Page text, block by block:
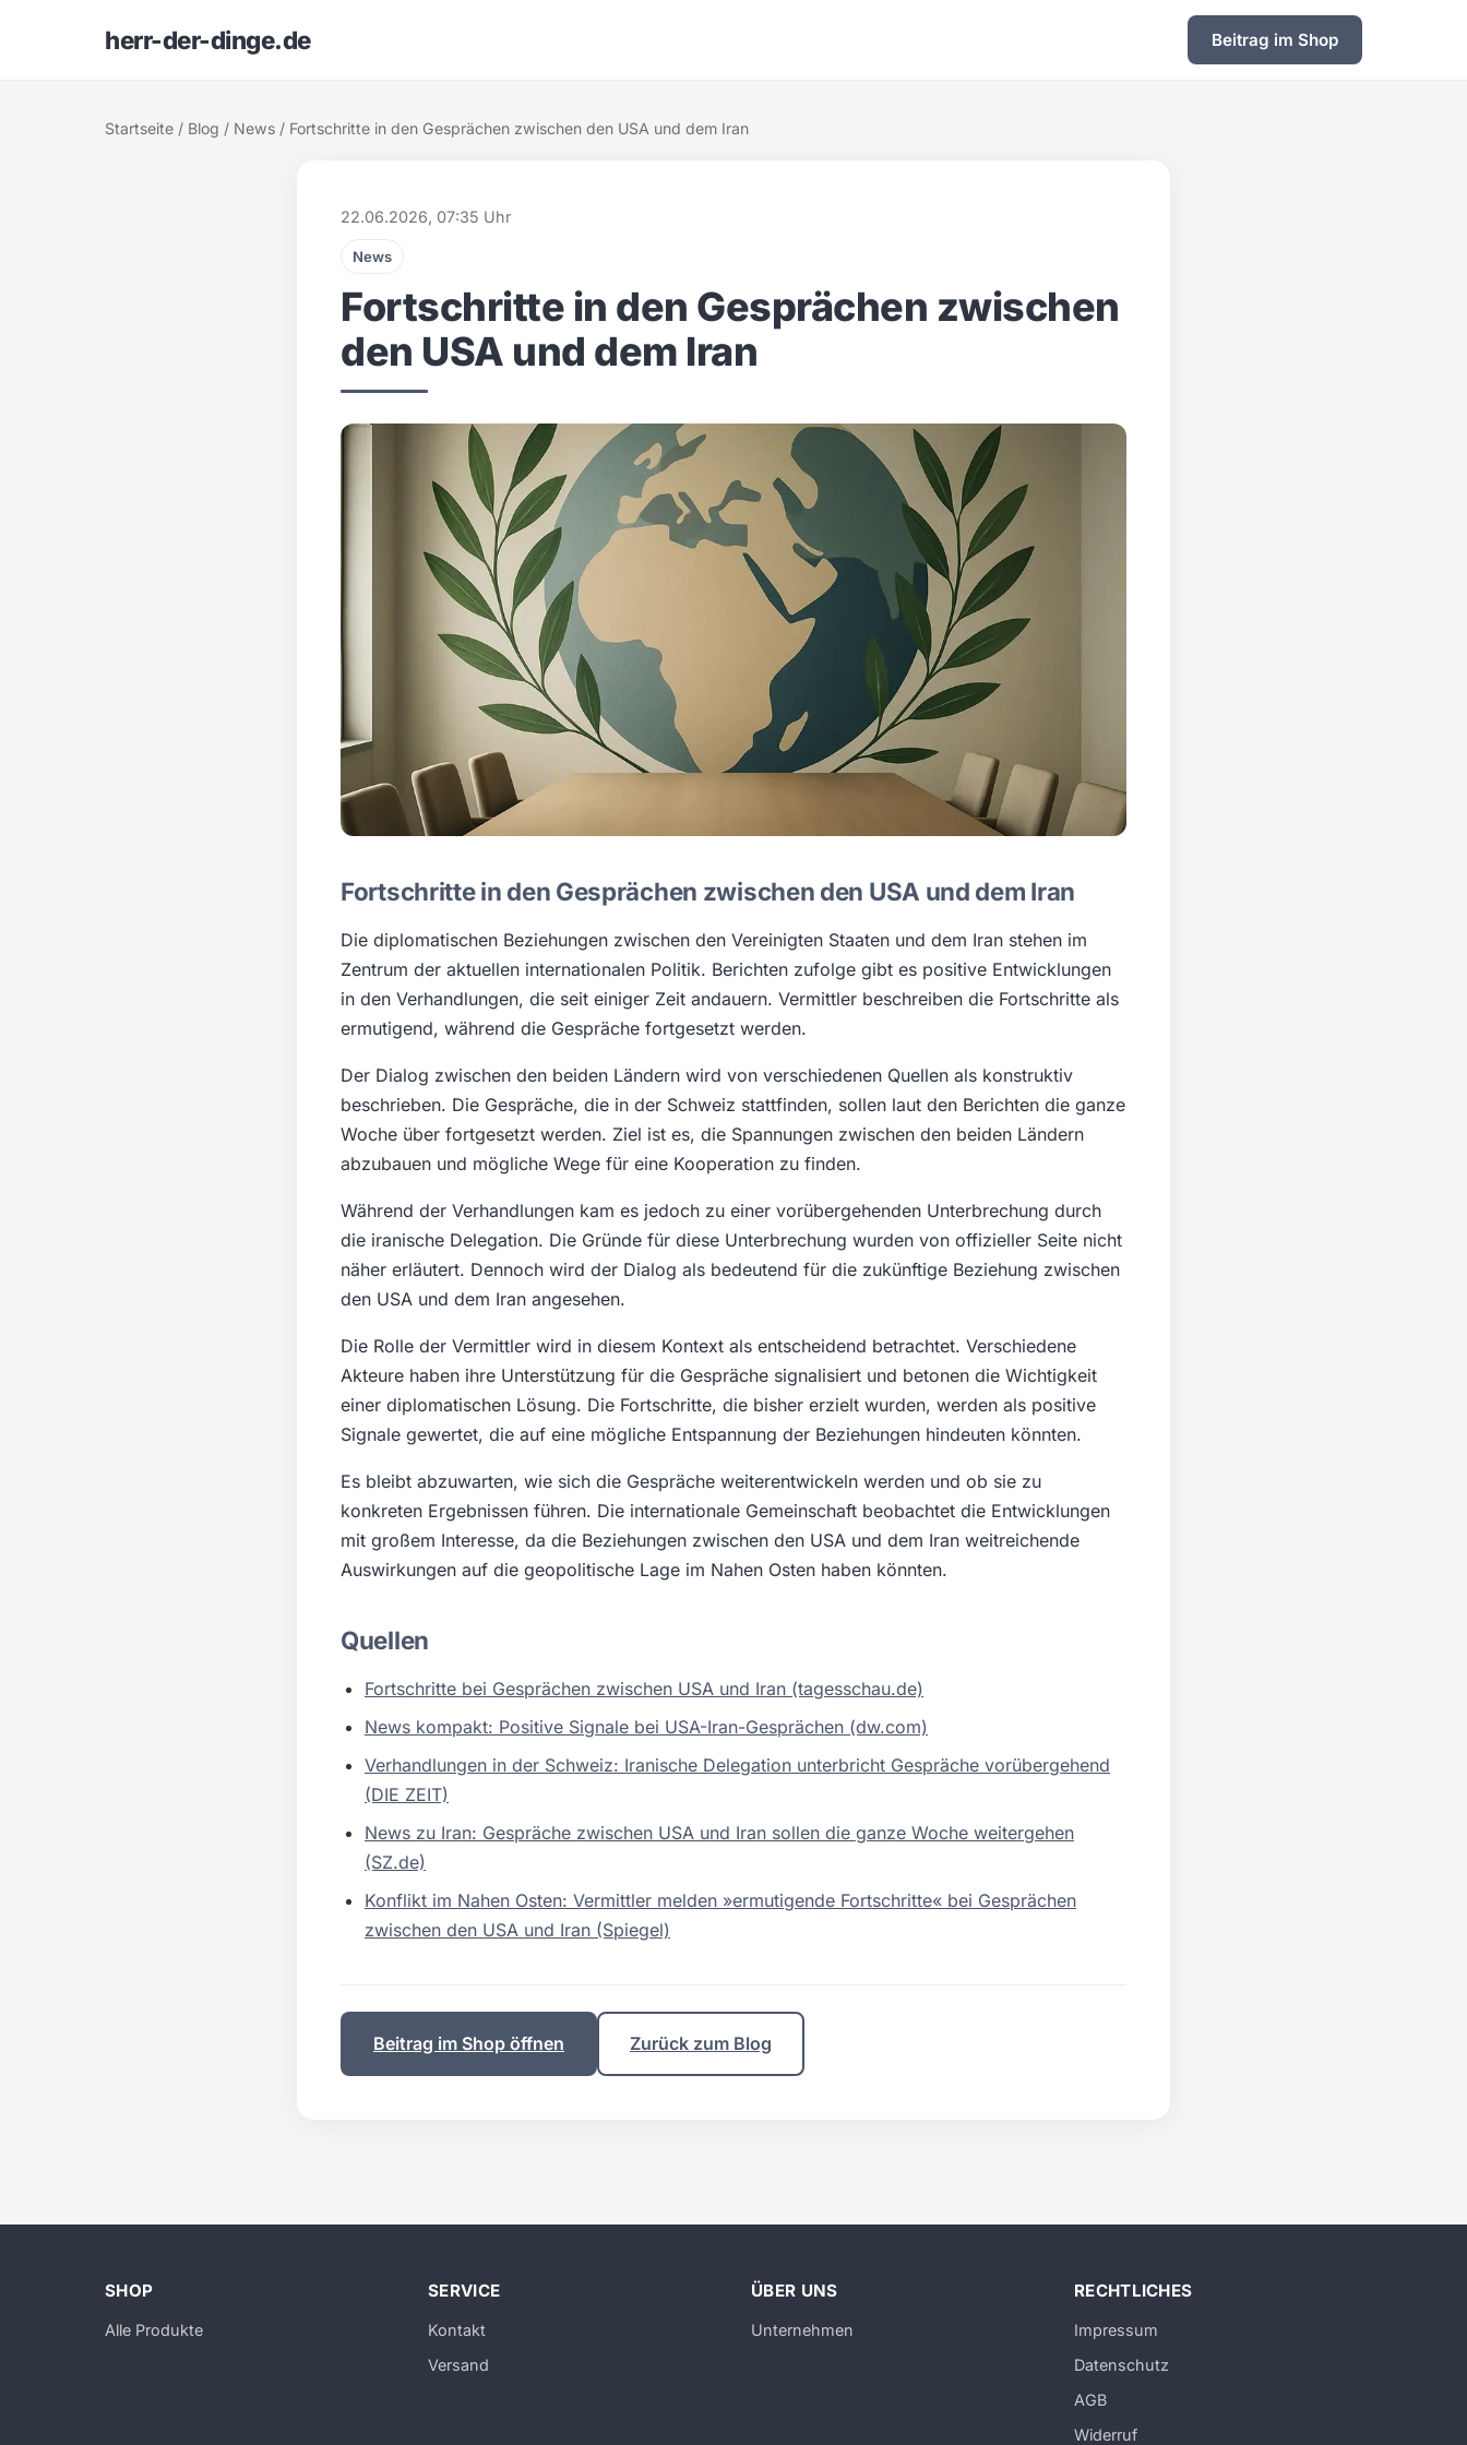
herr-der-dinge.de Beitrag im Shop
Startseite / Blog / News / Fortschritte in den Gesprächen zwischen den USA und dem Iran
22.06.2026, 07:35 Uhr
News
Fortschritte in den Gesprächen zwischen
den USA und dem Iran
Fortschritte in den Gesprächen zwischen den USA und dem Iran
Die diplomatischen Beziehungen zwischen den Vereinigten Staaten und dem Iran stehen im
Zentrum der aktuellen internationalen Politik. Berichten zufolge gibt es positive Entwicklungen
in den Verhandlungen, die seit einiger Zeit andauern. Vermittler beschreiben die Fortschritte als
ermutigend, während die Gespräche fortgesetzt werden.
Der Dialog zwischen den beiden Ländern wird von verschiedenen Quellen als konstruktiv
beschrieben. Die Gespräche, die in der Schweiz stattfinden, sollen laut den Berichten die ganze
Woche über fortgesetzt werden. Ziel ist es, die Spannungen zwischen den beiden Ländern
abzubauen und mögliche Wege für eine Kooperation zu finden.
Während der Verhandlungen kam es jedoch zu einer vorübergehenden Unterbrechung durch
die iranische Delegation. Die Gründe für diese Unterbrechung wurden von offizieller Seite nicht
näher erläutert. Dennoch wird der Dialog als bedeutend für die zukünftige Beziehung zwischen
den USA und dem Iran angesehen.
Die Rolle der Vermittler wird in diesem Kontext als entscheidend betrachtet. Verschiedene
Akteure haben ihre Unterstützung für die Gespräche signalisiert und betonen die Wichtigkeit
einer diplomatischen Lösung. Die Fortschritte, die bisher erzielt wurden, werden als positive
Signale gewertet, die auf eine mögliche Entspannung der Beziehungen hindeuten könnten.
Es bleibt abzuwarten, wie sich die Gespräche weiterentwickeln werden und ob sie zu
konkreten Ergebnissen führen. Die internationale Gemeinschaft beobachtet die Entwicklungen
mit großem Interesse, da die Beziehungen zwischen den USA und dem Iran weitreichende
Auswirkungen auf die geopolitische Lage im Nahen Osten haben könnten.
Quellen
Fortschritte bei Gesprächen zwischen USA und Iran (tagesschau.de)
News kompakt: Positive Signale bei USA-Iran-Gesprächen (dw.com)
Verhandlungen in der Schweiz: Iranische Delegation unterbricht Gespräche vorübergehend
(DIE ZEIT)
News zu Iran: Gespräche zwischen USA und Iran sollen die ganze Woche weitergehen
(SZ.de)
Konflikt im Nahen Osten: Vermittler melden »ermutigende Fortschritte« bei Gesprächen
zwischen den USA und Iran (Spiegel)
Beitrag im Shop öffnen Zurück zum Blog
SHOP
Alle Produkte
SERVICE
Kontakt
Versand
ÜBER UNS
Unternehmen
RECHTLICHES
Impressum
Datenschutz
AGB
Widerruf